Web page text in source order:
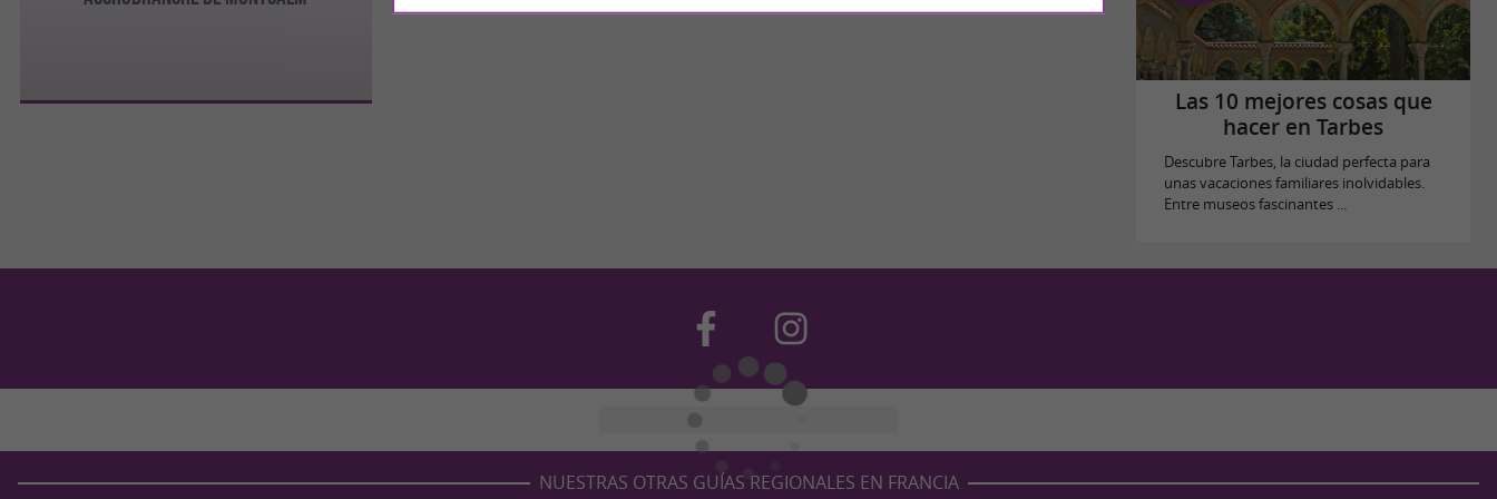
Las 10 mejores cosas que
hacer en Tarbes
Descubre Tarbes, la ciudad perfecta para
unas vacaciones familiares inolvidables.
Entre museos fascinantes ...
NUESTRAS OTRAS GUÍAS REGIONALES EN FRANCIA